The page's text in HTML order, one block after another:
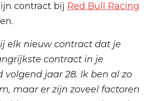
contract bij Red Bull Racing
elk nieuw contract dat je
contract in je
volgend jaar 28. Ik ben al zo
maar er zijn zoveel factoren